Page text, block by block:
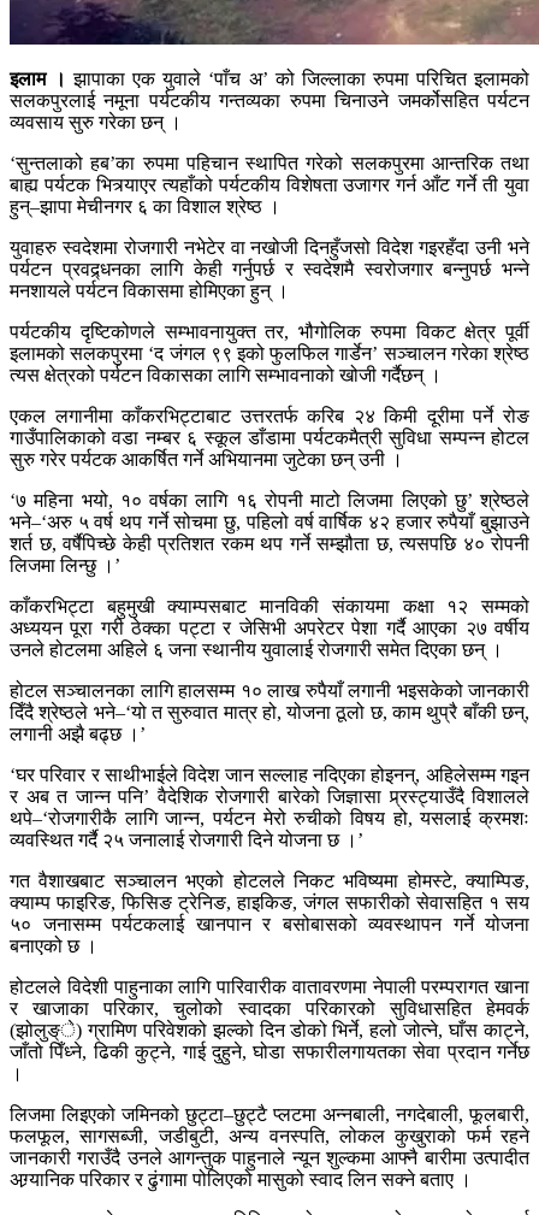
इलाम । झापाका एक युवाले ‘पाँच अ’ को जिल्लाका रुपमा परिचित इलामको
सलकपुरलाई नमूना पर्यटकीय गन्तव्यका रुपमा चिनाउने जमर्कोसहित पर्यटन
व्यवसाय सुरु गरेका छन् ।
‘सुन्तलाको हब’का रुपमा पहिचान स्थापित गरेको सलकपुरमा आन्तरिक तथा
बाह्य पर्यटक भित्र्याएर त्यहाँको पर्यटकीय विशेषता उजागर गर्न आँट गर्ने ती युवा
हुन्–झापा मेचीनगर ६ का विशाल श्रेष्ठ ।
युवाहरु स्वदेशमा रोजगारी नभेटेर वा नखोजी दिनहुँजसो विदेश गइरहँदा उनी भने
पर्यटन प्रवद्र्धनका लागि केही गर्नुपर्छ र स्वदेशमै स्वरोजगार बन्नुपर्छ भन्ने
मनशायले पर्यटन विकासमा होमिएका हुन् ।
पर्यटकीय दृष्टिकोणले सम्भावनायुक्त तर, भौगोलिक रुपमा विकट क्षेत्र पूर्वी
इलामको सलकपुरमा ‘द जंगल ९९ इको फुलफिल गार्डेन’ सञ्चालन गरेका श्रेष्ठ
त्यस क्षेत्रको पर्यटन विकासका लागि सम्भावनाको खोजी गर्दैछन् ।
एकल लगानीमा काँकरभिट्टाबाट उत्तरतर्फ करिब २४ किमी दूरीमा पर्ने रोङ
गाउँपालिकाको वडा नम्बर ६ स्कूल डाँडामा पर्यटकमैत्री सुविधा सम्पन्न होटल
सुरु गरेर पर्यटक आकर्षित गर्ने अभियानमा जुटेका छन् उनी ।
‘७ महिना भयो, १० वर्षका लागि १६ रोपनी माटो लिजमा लिएको छु’ श्रेष्ठले
भने–‘अरु ५ वर्ष थप गर्ने सोचमा छु, पहिलो वर्ष वार्षिक ४२ हजार रुपैयाँ बु्झाउने
शर्त छ, वर्षैपिच्छे केही प्रतिशत रकम थप गर्ने सम्झौता छ, त्यसपछि ४० रोपनी
लिजमा लिन्छु ।’
काँकरभिट्टा बहुमुखी क्याम्पसबाट मानविकी संकायमा कक्षा १२ सम्मको
अध्ययन पूरा गरी ठेक्का पट्टा र जेसिभी अपरेटर पेशा गर्दै आएका २७ वर्षीय
उनले होटलमा अहिले ६ जना स्थानीय युवालाई रोजगारी समेत दिएका छन् ।
होटल सञ्चालनका लागि हालसम्म १० लाख रुपैयाँ लगानी भइसकेको जानकारी
दिँदै श्रेष्ठले भने–‘यो त सुरुवात मात्र हो, योजना ठूलो छ, काम थुप्रै बाँकी छन्,
लगानी अझै बढ्छ ।’
‘घर परिवार र साथीभाईले विदेश जान सल्लाह नदिएका होइनन्, अहिलेसम्म गइन
र अब त जान्न पनि’ वैदेशिक रोजगारी बारेको जिज्ञासा प्र्रस्ट्याउँदै विशालले
थपे–‘रोजगारीकै लागि जान्न, पर्यटन मेरो रुचीको विषय हो, यसलाई क्रमशः
व्यवस्थित गर्दै २५ जनालाई रोजगारी दिने योजना छ ।’
गत वैशाखबाट सञ्चालन भएको होटलले निकट भविष्यमा होमस्टे, क्याम्पिङ,
क्याम्प फाइरिङ, फिसिङ ट्रेनिङ, हाइकिङ, जंगल सफारीको सेवासहित १ सय
५० जनासम्म पर्यटकलाई खानपान र बसोबासको व्यवस्थापन गर्ने योजना
बनाएको छ ।
होटलले विदेशी पाहुनाका लागि पारिवारीक वातावरणमा नेपाली परम्परागत खाना
र खाजाका परिकार, चुलोको स्वादका परिकारको सुविधासहित हेमवर्क
(झोलुङ्े) ग्रामिण परिवेशको झल्को दिन डोको भिर्ने, हलो जोत्ने, घाँस काट्ने,
जाँतो पिँध्ने, ढिकी कुट्ने, गाई दुहुने, घोडा सफारीलगायतका सेवा प्रदान गर्नेछ
।
लिजमा लिइएको जमिनको छुट्टा–छुट्टै प्लटमा अन्नबाली, नगदेबाली, फूलबारी,
फलफूल, सागसब्जी, जडीबुटी, अन्य वनस्पति, लोकल कुखुराको फर्म रहने
जानकारी गराउँदै उनले आगन्तुक पाहुनाले न्यून शुल्कमा आफ्नै बारीमा उत्पादीत
अग्र्यानिक परिकार र ढुंगामा पोलिएको मासुको स्वाद लिन सक्ने बताए ।